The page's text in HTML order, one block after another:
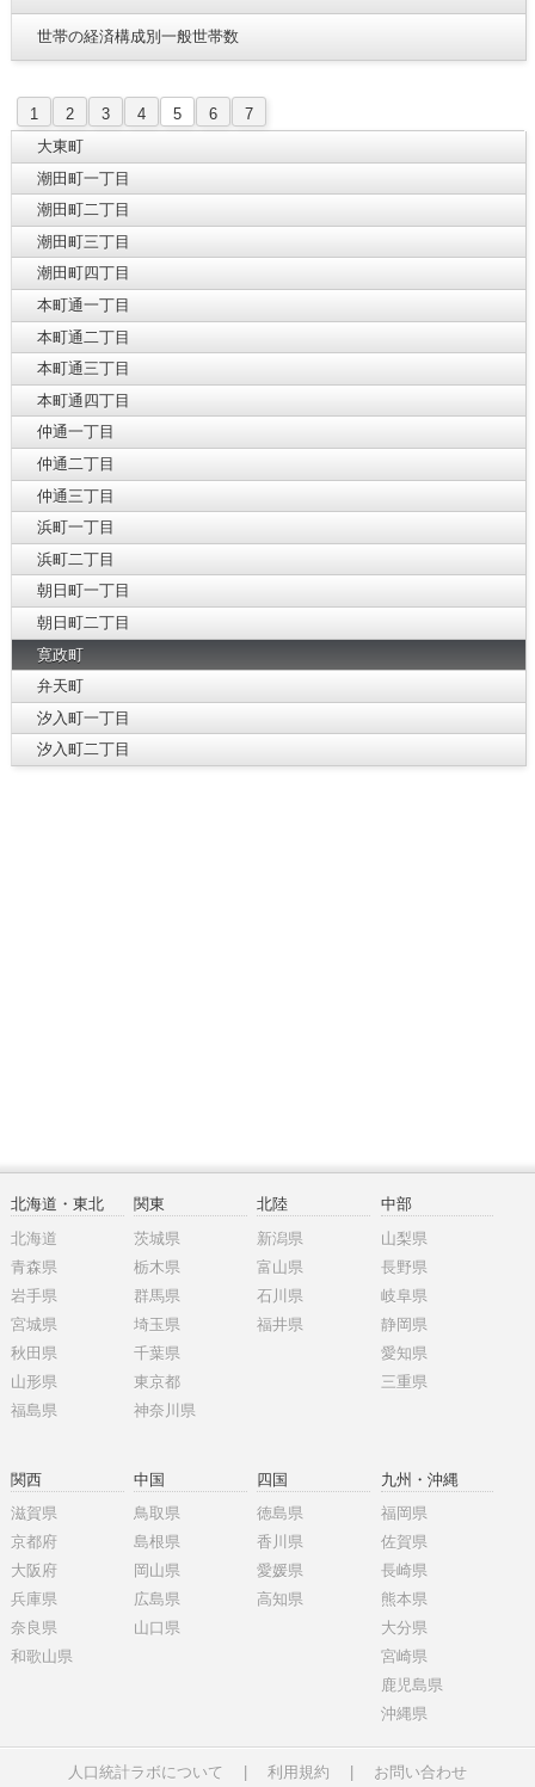
世帯の経済構成別一般世帯数
1 2 3 4 5 6
7
大東町
潮田町一丁目
潮田町二丁目
潮田町三丁目
潮田町四丁目
本町通一丁目
本町通二丁目
本町通三丁目
本町通四丁目
仲通一丁目
仲通二丁目
仲通三丁目
浜町一丁目
浜町二丁目
朝日町一丁目
朝日町二丁目
寛政町
弁天町
汐入町一丁目
汐入町二丁目
北海道・東北
北海道
青森県
岩手県
宮城県
秋田県
山形県
福島県
関東
茨城県
栃木県
群馬県
埼玉県
千葉県
東京都
神奈川県
北陸
新潟県
富山県
石川県
福井県
中部
山梨県
長野県
岐阜県
静岡県
愛知県
三重県
関西
滋賀県
京都府
大阪府
兵庫県
奈良県
和歌山県
中国
鳥取県
島根県
岡山県
広島県
山口県
四国
徳島県
香川県
愛媛県
高知県
九州・沖縄
福岡県
佐賀県
長崎県
熊本県
大分県
宮崎県
鹿児島県
沖縄県
人口統計ラボについて 利用規約 お問い合わせ